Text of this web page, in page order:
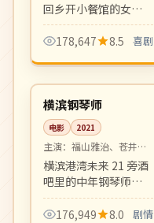
回乡开小餐馆的女厨
师与同村青梅竹马的
日常治愈喜剧。美食
期黑马剧。
178,647 8.5 喜剧
日本
高分 99:44
横滨钢琴师
电影 2021
主演： 福山雅治、苍井优
等
横滨港湾未来 21 旁酒
吧里的中年钢琴师与
漂泊归来的初恋的重
逢。爵士乐与海风交
176,949 8.0 剧情